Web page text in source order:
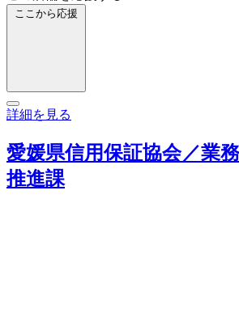
ここから応援
詳細を見る
愛媛県信用保証協会／業
推進課